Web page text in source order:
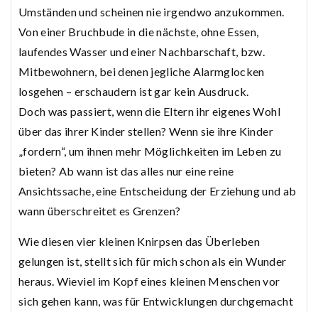
Umständen und scheinen nie irgendwo anzukommen.
Von einer Bruchbude in die nächste, ohne Essen,
laufendes Wasser und einer Nachbarschaft, bzw.
Mitbewohnern, bei denen jegliche Alarmglocken
losgehen – erschaudern ist gar kein Ausdruck.
Doch was passiert, wenn die Eltern ihr eigenes Wohl
über das ihrer Kinder stellen? Wenn sie ihre Kinder
„fordern“, um ihnen mehr Möglichkeiten im Leben zu
bieten? Ab wann ist das alles nur eine reine
Ansichtssache, eine Entscheidung der Erziehung und ab
wann überschreitet es Grenzen?
Wie diesen vier kleinen Knirpsen das Überleben
gelungen ist, stellt sich für mich schon als ein Wunder
heraus. Wieviel im Kopf eines kleinen Menschen vor
sich gehen kann, was für Entwicklungen durchgemacht